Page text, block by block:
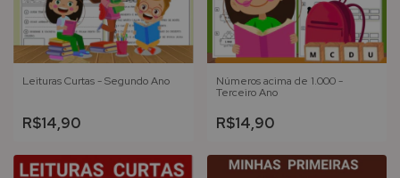
Leituras Curtas - Segundo Ano
R$14,90
Números acima de 1.000 -
Terceiro Ano
R$14,90